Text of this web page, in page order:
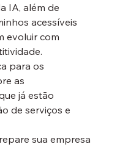
IA, além de
acessíveis
evoluir com
para os
as
já estão
de serviços e
sua empresa